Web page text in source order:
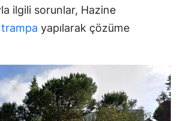
ilgili sorunlar, Hazine
trampa yapılarak çözüme